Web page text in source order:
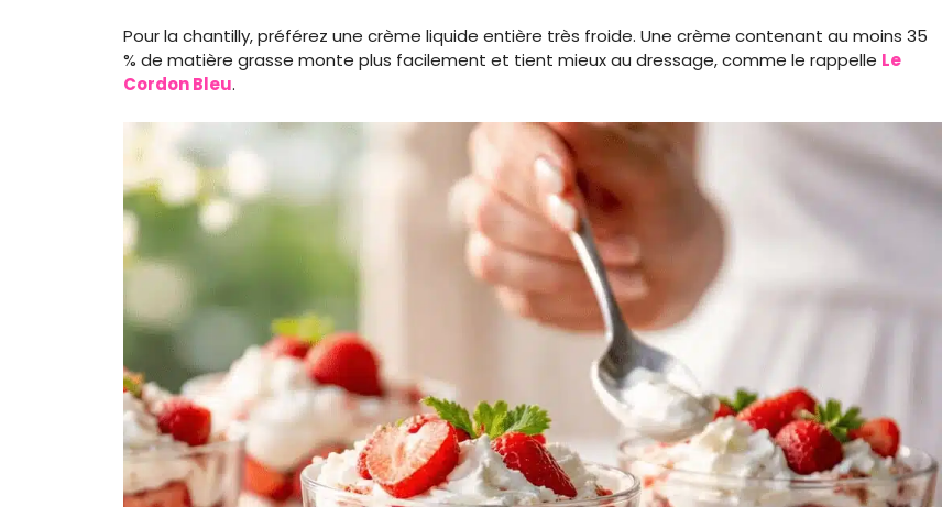
Pour la chantilly, préférez une crème liquide entière très froide. Une crème contenant au moins 35
% de matière grasse monte plus facilement et tient mieux au dressage, comme le rappelle Le
Cordon Bleu.